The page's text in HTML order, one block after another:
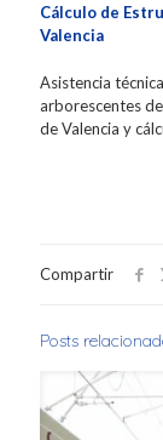
Cálculo de
Valencia
Asistencia
arborescentes
de Valencia y
Compartir
Posts